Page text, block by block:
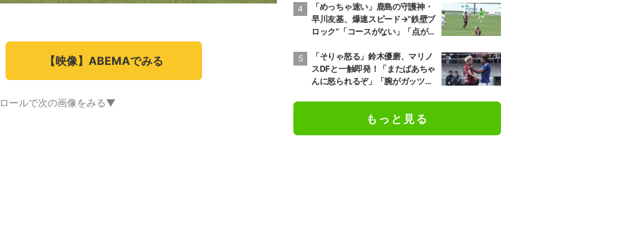
【映像】ABEMAでみる
ールで次の画像をみる▼
「めっちゃ速い」鹿島の守護神・
早川友基、爆速スピード→“鉄壁ブ
ロック”「コースがない」「点が
飛び出しでビッグセーブ
「そりゃ怒る」鈴木優磨、マリノ
スDFと一触即発！「またばあちゃ
んに怒られるぞ」「腕がガッツリ
もっと見る